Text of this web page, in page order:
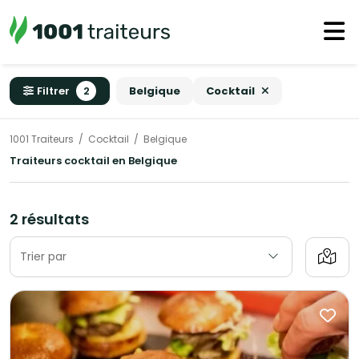
Filtrer 2 Belgique Cocktail
1001 Traiteurs Cocktail Belgique
Traiteurs cocktail en Belgique
2 résultats
Trier par